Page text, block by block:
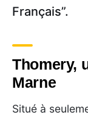
Français”.
Thomery,
Marne
Situé à